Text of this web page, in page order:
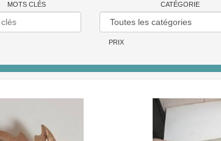
MOTS CLÉS CATÉGORIE
PRIX